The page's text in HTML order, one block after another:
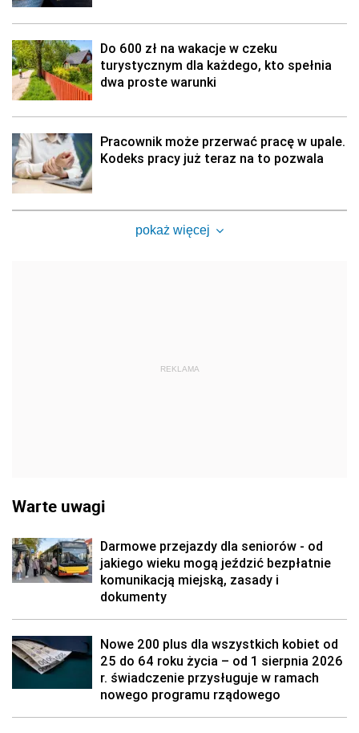
Do 600 zł na wakacje w czeku
turystycznym dla każdego, kto spełnia
dwa proste warunki
Pracownik może przerwać pracę w upale.
Kodeks pracy już teraz na to pozwala
pokaż więcej
REKLAMA
Warte uwagi
Darmowe przejazdy dla seniorów - od
jakiego wieku mogą jeździć bezpłatnie
komunikacją miejską, zasady i
dokumenty
Nowe 200 plus dla wszystkich kobiet od
25 do 64 roku życia – od 1 sierpnia 2026
r. świadczenie przysługuje w ramach
nowego programu rządowego